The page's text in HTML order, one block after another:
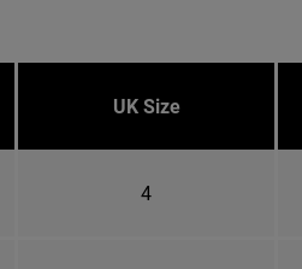
UK Size
4